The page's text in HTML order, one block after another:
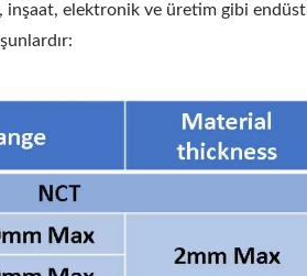
inşaat, elektronik ve üretim gibi